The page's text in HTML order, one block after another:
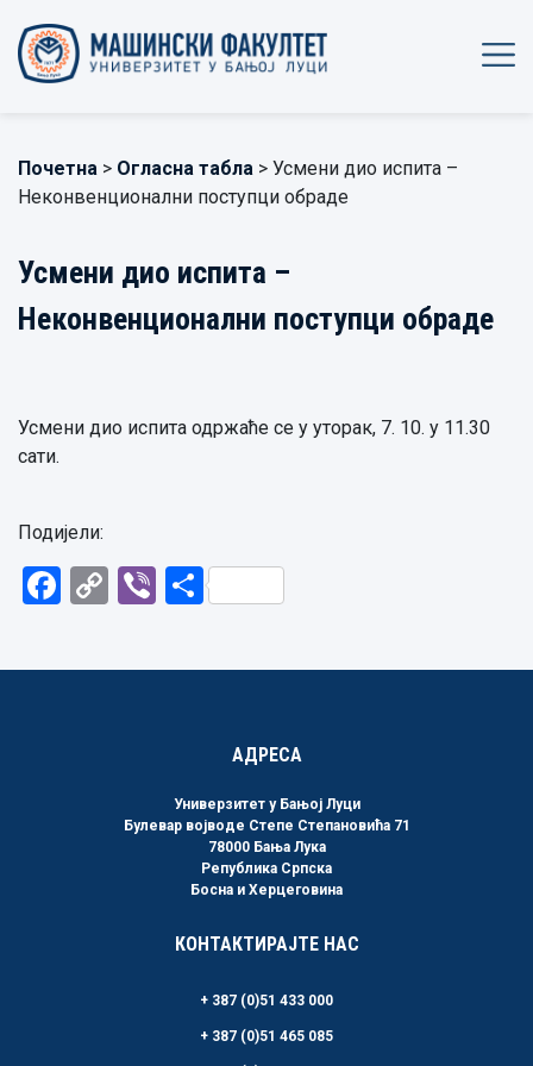
Почетна > Огласна табла > Усмени дио испита –
Неконвенционални поступци обраде
Усмени дио испита –
Неконвенционални поступци обраде
Усмени дио испита одржаће се у уторак, 7. 10. у 11.30
сати.
Подијели:
Facebook
CopyViberShare
АДРЕСА
Универзитет у Бањој Луци
Булевар војводе Степе Степановића 71
78000 Бања Лука
Република Српска
Босна и Херцеговина
КОНТАКТИРАЈТЕ НАС
+ 387 (0)51 433 000
+ 387 (0)51 465 085